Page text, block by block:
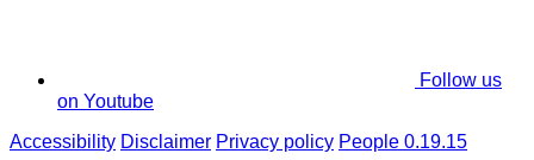
Follow us
on Youtube
Accessibility Disclaimer Privacy policy People 0.19.15